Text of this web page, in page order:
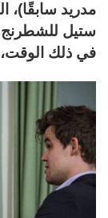
مدريد سابقًا)،
في ذلك